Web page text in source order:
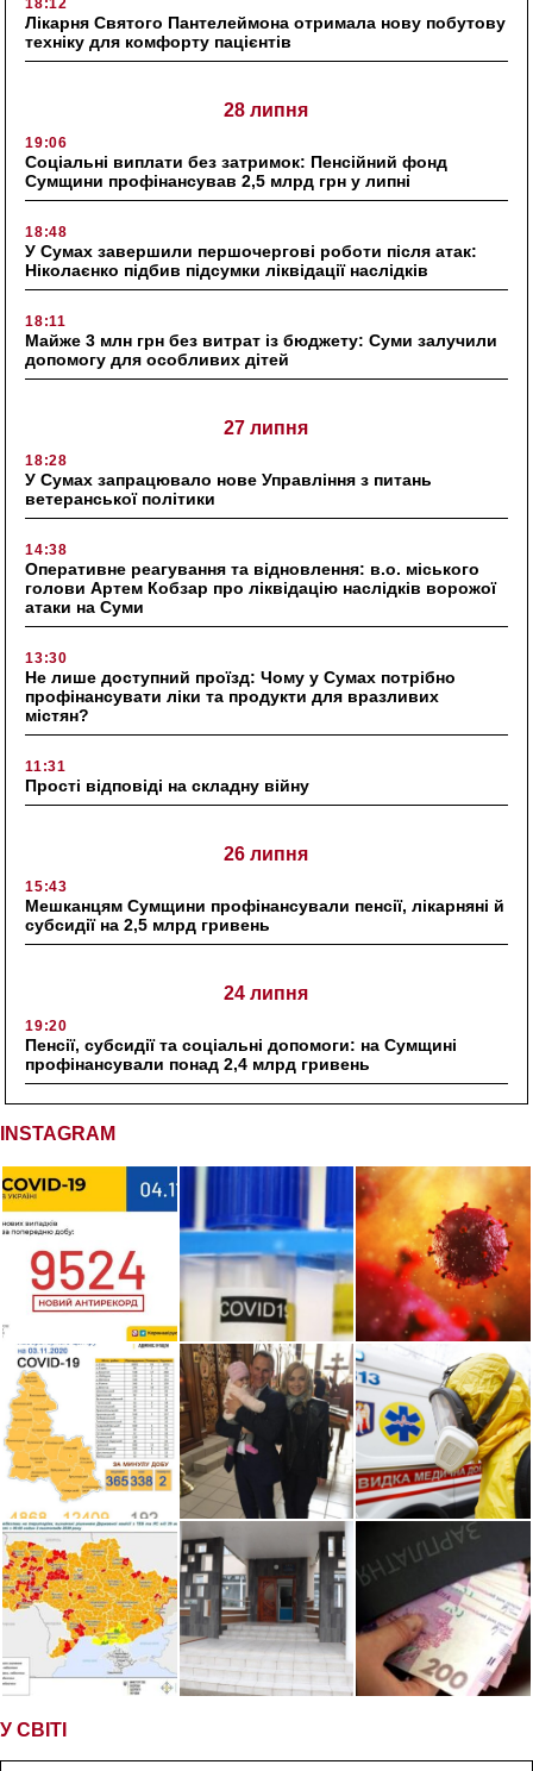
Лікарня Святого Пантелеймона отримала нову побутову
техніку для комфорту пацієнтів
28 липня
19:06
Соціальні виплати без затримок: Пенсійний фонд
Сумщини профінансував 2,5 млрд грн у липні
18:48
У Сумах завершили першочергові роботи після атак:
Ніколаєнко підбив підсумки ліквідації наслідків
18:11
Майже 3 млн грн без витрат із бюджету: Суми залучили
допомогу для особливих дітей
27 липня
18:28
У Сумах запрацювало нове Управління з питань
ветеранської політики
14:38
Оперативне реагування та відновлення: в.о. міського
голови Артем Кобзар про ліквідацію наслідків ворожої
атаки на Суми
13:30
Не лише доступний проїзд: Чому у Сумах потрібно
профінансувати ліки та продукти для вразливих
містян?
11:31
Прості відповіді на складну війну
26 липня
15:43
Мешканцям Сумщини профінансували пенсії, лікарняні й
субсидії на 2,5 млрд гривень
24 липня
19:20
Пенсії, субсидії та соціальні допомоги: на Сумщині
профінансували понад 2,4 млрд гривень
INSTAGRAM
У СВІТІ